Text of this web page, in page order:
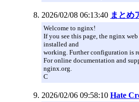
2026/02/08 06:13:40 まとめ
Welcome to nginx!
If you see this page, the nginx
installed and
working. Further configuration is
For online documentation and
nginx.org.
C
2026/02/06 09:58:10 Hate